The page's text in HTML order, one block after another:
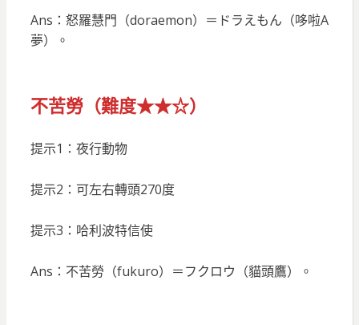
Ans：怒羅慧門（doraemon）＝ドラえもん（哆啦A
夢）。
不苦勞（難度★★☆）
提示1：夜行動物
提示2：可左右轉頭270度
提示3：哈利波特信使
Ans：不苦勞（fukuro）＝フクロウ（貓頭鷹）。